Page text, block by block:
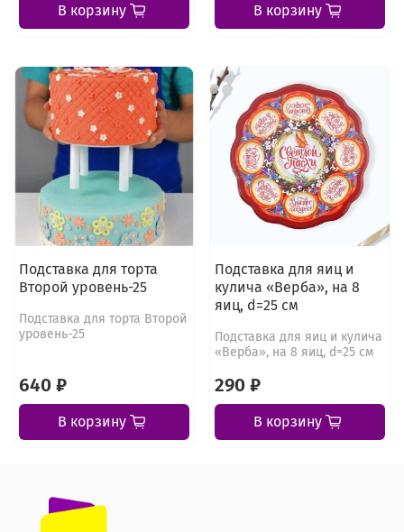
В корзину В корзину
Подставка для торта
Второй уровень-25
Подставка для торта Второй
уровень-25
640 ₽
В корзину
Подставка для яиц и
кулича «Верба», на 8
яиц, d=25 см
Подставка для яиц и кулича
«Верба», на 8 яиц, d=25 см
290 ₽
В корзину